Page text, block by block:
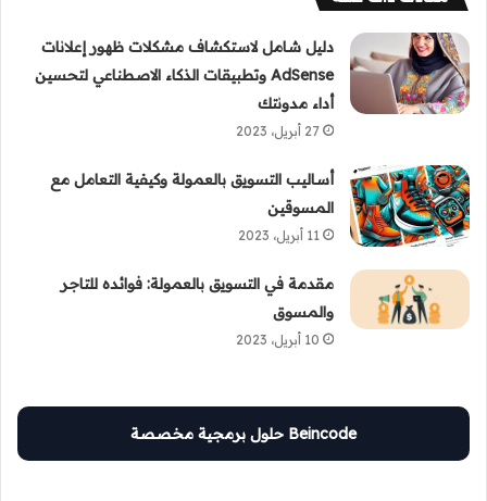
دليل شامل لاستكشاف مشكلات ظهور إعلانات
AdSense وتطبيقات الذكاء الاصطناعي لتحسين
أداء مدونتك
27 أبريل، 2023
أساليب التسويق بالعمولة وكيفية التعامل مع
المسوقين
11 أبريل، 2023
مقدمة في التسويق بالعمولة: فوائده للتاجر
والمسوق
10 أبريل، 2023
Beincode حلول برمجية مخصصة